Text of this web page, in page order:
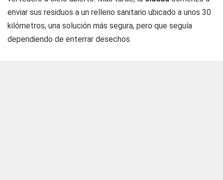
enviar sus residuos a un relleno sanitario ubicado a unos 30
kilómetros, una solución más segura, pero que seguía
dependiendo de enterrar desechos.